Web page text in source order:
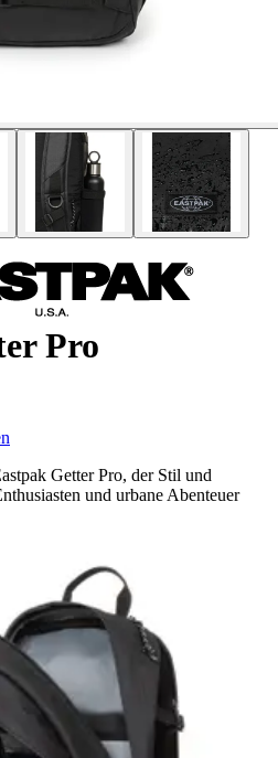
Pro
Getter Pro, der Stil und
und urbane Abenteuer